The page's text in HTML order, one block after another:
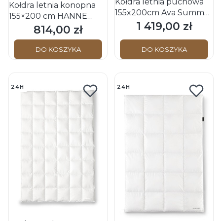
Kołdra letnia konopna
155×200 cm HANNE
Hemp BIO Schwarzwald
OBB
Cena
814,00 zł
DO KOSZYKA
Kołdra letnia puchowa
155x200cm Ava Summer
OBB Schwarzwald
(100% puch)
Cena
1 419,00 zł
DO KOSZYKA
24H 24H